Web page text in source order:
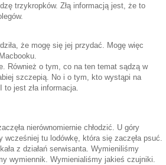
trzykropków. Złą informacją jest, że to
że mogę się jej przydać. Mogę więc
Również o tym, co na ten temat sądzą w
szczepią. No i o tym, kto wystąpi na
to jest zła informacja.
nierównomiernie chłodzić. U góry
tu lodówkę, która się zaczęła psuć.
z działań serwisanta. Wymieniliśmy
wymiennik. Wymienialiśmy jakieś czujniki.